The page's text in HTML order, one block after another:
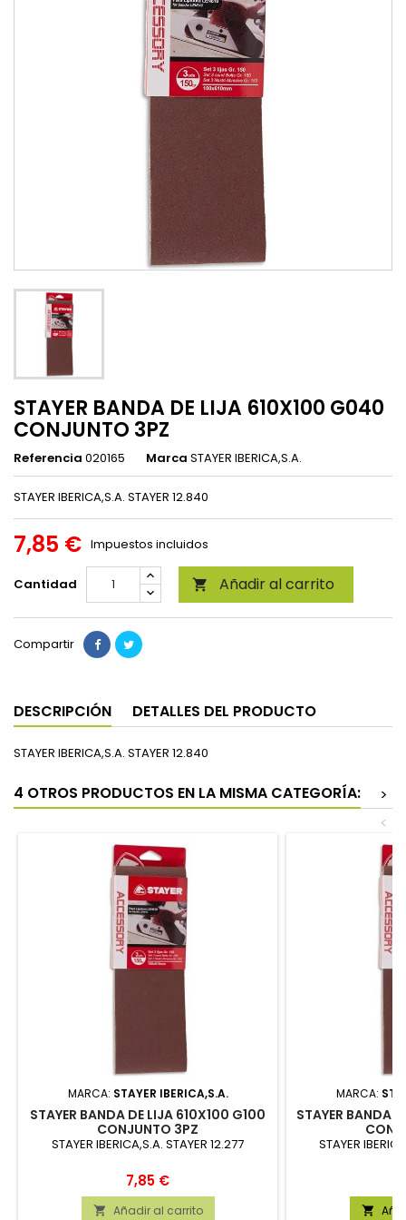
STAYER BANDA DE LIJA 610X100 G040
CONJUNTO 3PZ
Referencia 020165 Marca STAYER IBERICA,S.A.
STAYER IBERICA,S.A. STAYER 12.840
7,85 € Impuestos incluidos
Cantidad  Añadir al carrito
Compartir
DESCRIPCIÓN DETALLES DEL PRODUCTO
STAYER IBERICA,S.A. STAYER 12.840
4 OTROS PRODUCTOS EN LA MISMA CATEGORÍA:
>
<
MARCA: STAYER IBERICA,S.A.
STAYER BANDA DE LIJA 610X100 G100
CONJUNTO 3PZ
STAYER IBERICA,S.A. STAYER 12.277
Precio
7,85 €
 Añadir al carrito
MARCA:
STAYER BANDA
STAYER
